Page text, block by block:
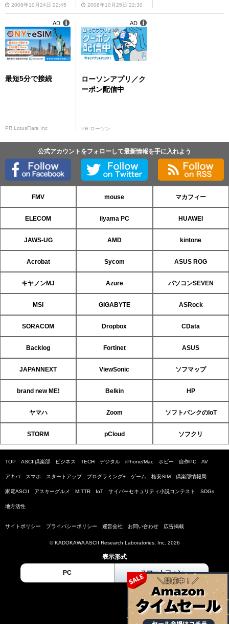
2008年10月24日 22:45 2008年10月25日 22:30
最短5分で接続
PR LotusFlare Inc
AD
ローソンアプリ／ク
ーポン配信中
PR ローソン
AD
公式アカウントをフォローして最新情報を手に入れよう
FMV mouse マカフィー
ELECOM iiyama PC HUAWEI
JAWS-UG AMD kintone
Acrobat Sycom ASUS ROG
キヤノンMJ Azure パソコンSEVEN
MSI GIGABYTE ASRock
SORACOM Dropbox CData
Backlog Fortinet ASUS
JAPANNEXT ViewSonic ソフマップ
brand new ME! Belkin HP
ヤマハ Zoom ソフトバンクのIoT
STORM pCloud ソフクリ
TOP ASCII倶楽部 ビジネス TECH デジタル iPhone/Mac ホビー 自作PC AV
アキバ スマホ スタートアップ プログラミング+ ゲーム 格安SIM 倶楽部情報局
家電ASCII アスキーグルメ MITTR IoT サイバーセキュリティ小説コンテスト SDGs
地方活性
サイトポリシー プライバシーポリシー 運営会社 お問い合わせ 広告掲載
© KADOKAWA ASCII Research Laboratories, Inc. 2026
表示形式
PC スマートフォン